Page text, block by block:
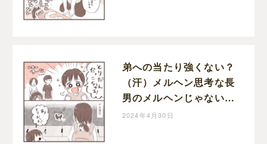
弟への当たり強くない？
（汗）メルヘン思考な長
男のメルヘンじゃない瞬
間｜みつけにっき
2024年4月30日